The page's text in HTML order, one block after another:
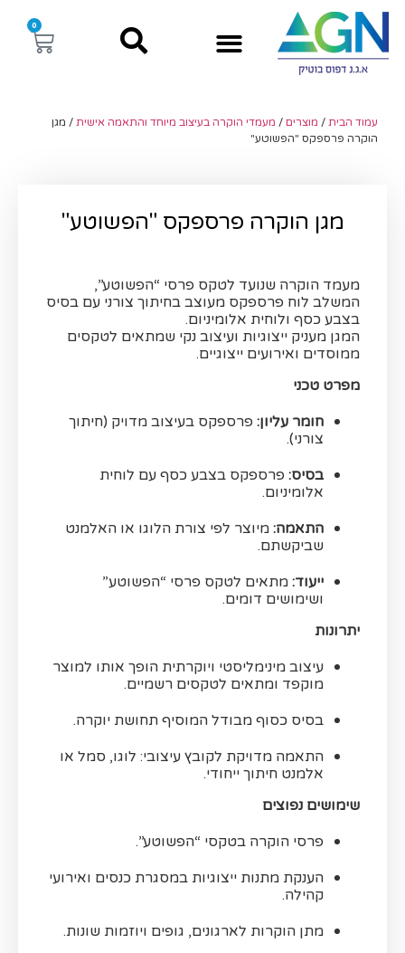
0
עמוד הבית / מוצרים / מעמדי הוקרה בעיצוב מיוחד והתאמה אישית / מגן
הוקרה פרספקס "הפשוטע"
מגן הוקרה פרספקס "הפשוטע"
מעמד הוקרה שנועד לטקס פרסי “הפשוטע”,
המשלב לוח פרספקס מעוצב בחיתוך צורני עם בסיס
בצבע כסף ולוחית אלומיניום.
המגן מעניק ייצוגיות ועיצוב נקי שמתאים לטקסים
ממוסדים ואירועים ייצוגיים.
מפרט טכני
חומר עליון: פרספקס בעיצוב מדויק (חיתוך
צורני).
בסיס: פרספקס בצבע כסף עם לוחית
אלומיניום.
התאמה: מיוצר לפי צורת הלוגו או האלמנט
שביקשתם.
ייעוד: מתאים לטקס פרסי “הפשוטע”
ושימושים דומים.
יתרונות
עיצוב מינימליסטי ויוקרתית הופך אותו למוצר
מוקפד ומתאים לטקסים רשמיים.
בסיס כסוף מבודל המוסיף תחושת יוקרה.
התאמה מדויקת לקובץ עיצובי: לוגו, סמל או
אלמנט חיתוך ייחודי.
שימושים נפוצים
פרסי הוקרה בטקסי “הפשוטע”.
הענקת מתנות ייצוגיות במסגרת כנסים ואירועי
קהילה.
מתן הוקרות לארגונים, גופים ויוזמות שונות.